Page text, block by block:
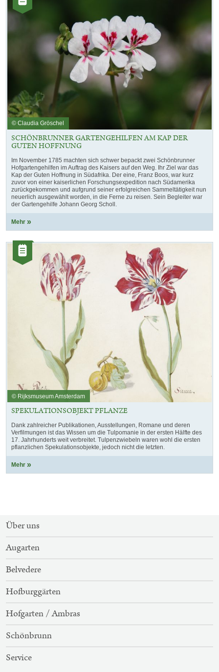
Artikel
© Claudia Gröschel
SCHÖNBRUNNER GARTENGEHILFEN AM KAP DER
GUTEN HOFFNUNG
Im November 1785 machten sich schwer bepackt zwei Schönbrunner
Hofgartengehilfen im Auftrag des Kaisers auf den Weg. Ihr Ziel war das
Kap der Guten Hoffnung in Südafrika. Der eine, Franz Boos, war kurz
zuvor von einer kaiserlichen Forschungsexpedition nach Südamerika
zurückgekommen und aufgrund seiner erfolgreichen Sammeltätigkeit nun
neuerlich ausgewählt worden, in die Ferne zu reisen. Sein Begleiter war
der Gartengehilfe Johann Georg Scholl.
Mehr
Kategorie:
Artikel
© Rijksmuseum Amsterdam
SPEKULATIONSOBJEKT PFLANZE
Dank zahlreicher Publikationen, Ausstellungen, Romane und deren
Verfilmungen ist das Wissen um die Tulpomanie in der ersten Hälfte des
17. Jahrhunderts weit verbreitet. Tulpenzwiebeln waren wohl die ersten
pflanzlichen Spekulationsobjekte, jedoch nicht die letzten.
Mehr
SITEMAP-
NAVIGATION
Über uns
Augarten
Belvedere
Hofburggärten
Hofgarten / Ambras
Schönbrunn
Service